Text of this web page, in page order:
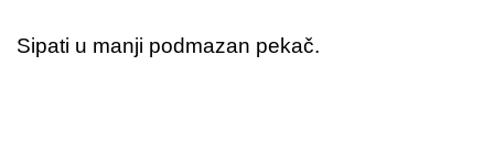
Sipati u manji podmazan pekač.